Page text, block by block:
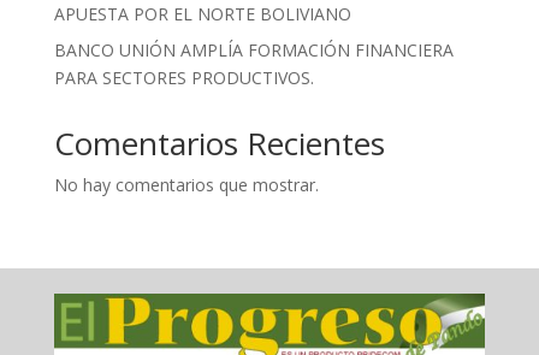
APUESTA POR EL NORTE BOLIVIANO
BANCO UNIÓN AMPLÍA FORMACIÓN FINANCIERA
PARA SECTORES PRODUCTIVOS.
Comentarios Recientes
No hay comentarios que mostrar.